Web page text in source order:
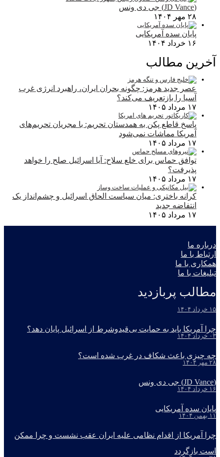
(JD Vance) جی دی ونس
۲۸ مهر ۱۴۰۴
پایان سده آمریکایی
۱۶ خرداد ۱۴۰۴
آخرین مطالب
عصر جدید هرمز: چگونه بحران ایران، راهبرد انرژی غرب
آسیا را بازتعریف می‌کند؟
۱۷ مرداد ۱۴۰۵
پاسخ قاطع پکن به همدستان تحریم: با مجریان تحریم‌های
آمریکا مماشات نمی‌شود
۱۷ مرداد ۱۴۰۵
توافق حماس برای خلع سلاح: آیا اسرائیل صلح را خواهد
پذیرفت؟
۱۷ مرداد ۱۴۰۵
کرانه باختری: میان سیاست الحاق اسرائیل و چشم‌انداز یک
انتفاضه جدید
۱۷ مرداد ۱۴۰۵
درباره ما
ارتباط با ما
همکاری با ما
تبلیغات با ما
مطالب پربازدید
۱۵ خرداد ۱۴۰۴
چرا آمریکا باید به حمایت بی‌قیدوشرط از اسرائیل پایان دهد؟
۰۳ خرداد ۱۴۰۴
چه چیزی باعث شکاف در غرب شده است؟
۲۸ مهر ۱۴۰۴
(JD Vance) جی دی ونس
۱۶ خرداد ۱۴۰۴
پایان سده آمریکایی
۱۱ بهمن ۱۴۰۴
چرا آمریکا از اقدام نظامی علیه ایران عقب نشست و چرا ممکن
است بازگردد